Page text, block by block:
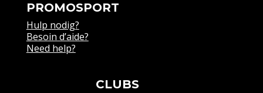
PROMOSPORT
Hulp nodig?
Besoin d’aide?
Need help?
CLUBS